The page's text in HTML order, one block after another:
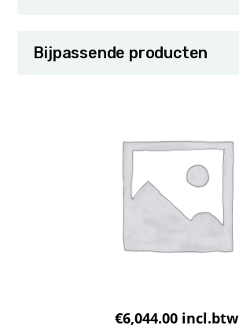
Bijpassende producten
€6,044.00 incl.btw